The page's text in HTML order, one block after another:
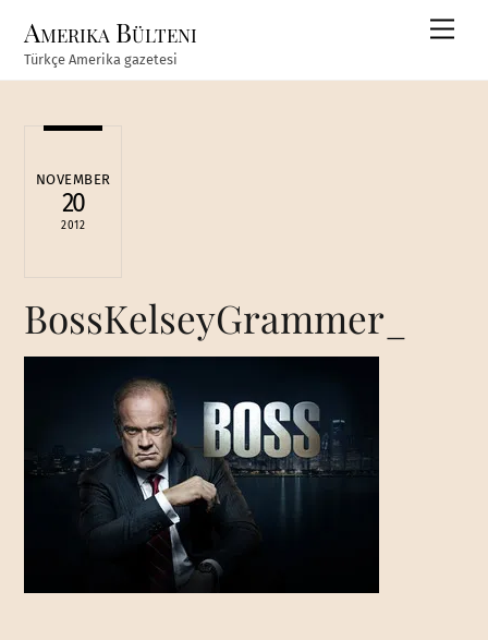
content
Amerika Bülteni
Türkçe Amerika gazetesi
NOVEMBER
20
2012
BossKelseyGrammer_